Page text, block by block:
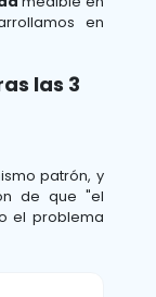
en
las 3
patrón, y
de que "el
el problema